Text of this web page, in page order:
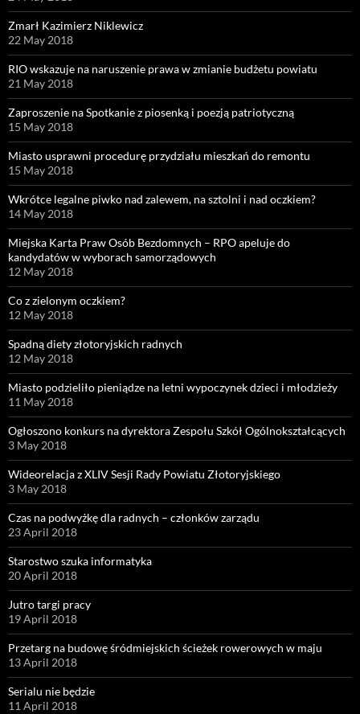
Zmarł Kazimierz Niklewicz
22 May 2018
RIO wskazuje na naruszenie prawa w zmianie budżetu powiatu
21 May 2018
Zaproszenie na Spotkanie z piosenką i poezją patriotyczną
15 May 2018
Miasto usprawni procedurę przydziału mieszkań do remontu
15 May 2018
Wkrótce legalne piwko nad zalewem, na sztolni i nad oczkiem?
14 May 2018
Miejska Karta Praw Osób Bezdomnych – RPO apeluje do
kandydatów w wyborach samorządowych
12 May 2018
Co z zielonym oczkiem?
12 May 2018
Spadną diety złotoryjskich radnych
12 May 2018
Miasto podzieliło pieniądze na letni wypoczynek dzieci i młodzieży
11 May 2018
Ogłoszono konkurs na dyrektora Zespołu Szkół Ogólnokształcących
3 May 2018
Wideorelacja z XLIV Sesji Rady Powiatu Złotoryjskiego
3 May 2018
Czas na podwyżkę dla radnych – członków zarządu
23 April 2018
Starostwo szuka informatyka
20 April 2018
Jutro targi pracy
19 April 2018
Przetarg na budowę śródmiejskich ścieżek rowerowych w maju
13 April 2018
Serialu nie będzie
11 April 2018